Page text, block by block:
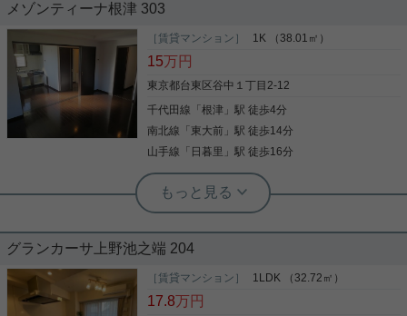
テラスと専用庭の付いた1LDKのお部屋です 収納が
豊富で荷物が多くても安心 分譲タイプで管理体制良
好です カウンターキッチンでリビングの様子を見な
がらお料理できます お部屋の使い方はあなた次第で
像してみてください 是非一度、ご覧になってくださ
い ご興味のある方はお気軽にお問い合わせください
ご連絡お待ちしております
メゾンティーナ根津 303
［賃貸マンション］ 1K （38.01㎡）
15万円
東京都台東区谷中１丁目2-12
千代田線 「根津 」駅 徒歩4分
南北線 「 東大前 」駅 徒歩14分
山手線 「 日暮里 」駅 徒歩16分
根津駅前センター（実用根津ホーム株式会社 根津駅前センター） スタ
ッフ佐藤
駅チカ☆最上階の角部屋38㎡☆
千代田線根津駅から徒歩3分 南東向き、洋室10帖の
1Kです 壁一面のクローゼット付きで収納力に優れて
います 室内設備も充実したお部屋です お部屋の使い
グランカーサ上野池之端 204
［賃貸マンション］ 1LDK （32.72㎡）
17.8万円